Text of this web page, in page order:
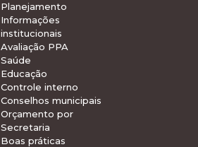
Planejamento
Informações
institucionais
Avaliação PPA
Saúde
Educação
Controle interno
Conselhos municipais
Orçamento por
Secretaria
Boas práticas